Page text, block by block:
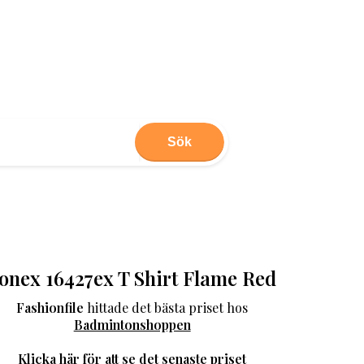
Sök
16427ex T Shirt Flame Red
Fashionfile hittade det bästa priset hos
Badmintonshoppen
Klicka här för att se det senaste priset